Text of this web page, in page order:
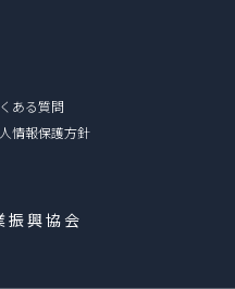
ある質問
情報保護方針
興協会